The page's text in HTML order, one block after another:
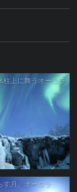
柱上に舞うオーロラ
晴
す月、オーロラ